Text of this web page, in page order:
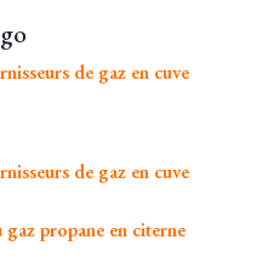
de gaz en cuve
de gaz en cuve
propane en citerne